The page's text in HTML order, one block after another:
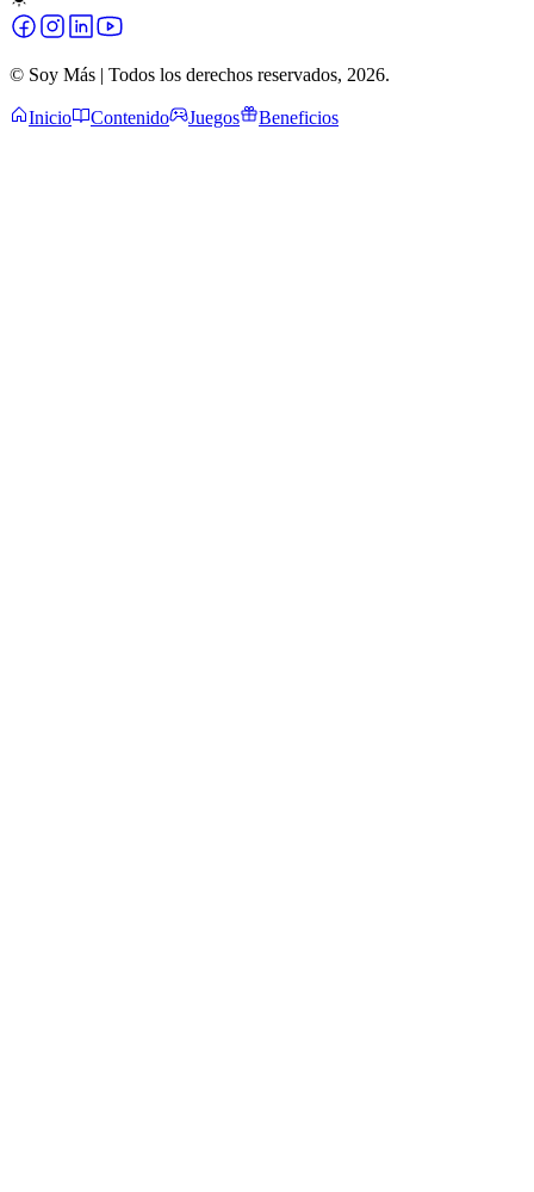
© Soy Más | Todos los derechos reservados, 2026.
Inicio Contenido Juegos Beneficios